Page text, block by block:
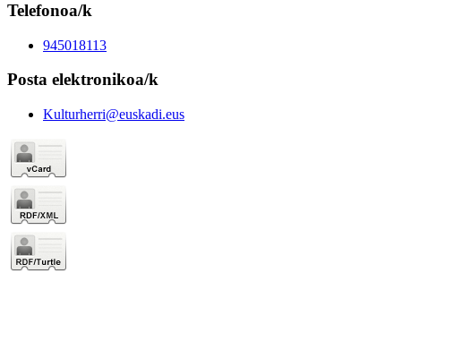
Telefonoa/k
945018113
Posta elektronikoa/k
Kulturherri@euskadi.eus